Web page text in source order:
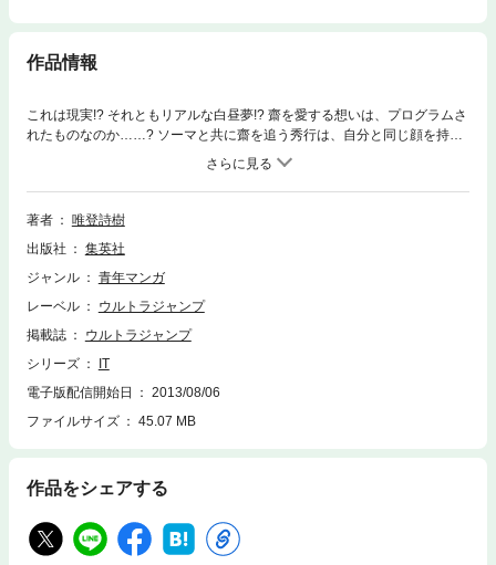
作品情報
これは現実!? それともリアルな白昼夢!? 齋を愛する想いは、プログラムさ
れたものなのか……? ソーマと共に齋を追う秀行は、自分と同じ顔を持つ
謎の人物に出遭った。果たして、世界崩壊の鍵を握る齋の別人格･アリシ
ノとは!? そして、秀行は齋を護り通せるのか!? 当たり前の日常を根底から
覆す、｢IT｣の正体が、今明かされる!! 【同時収録】デジコミ Step by Step
2
著者
唯登詩樹
出版社
集英社
ジャンル
青年マンガ
レーベル
ウルトラジャンプ
掲載誌
ウルトラジャンプ
シリーズ
IT
電子版配信開始日
2013/08/06
ファイルサイズ
45.07 MB
作品をシェアする